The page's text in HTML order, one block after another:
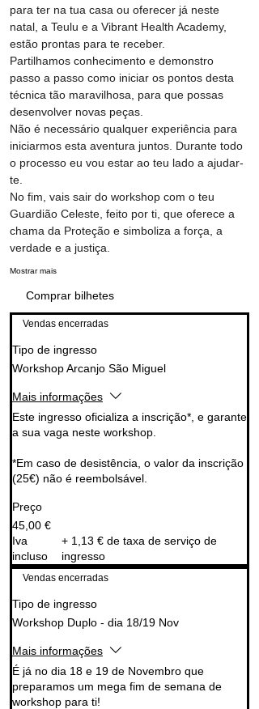
para ter na tua casa ou oferecer já neste
natal, a Teulu e a Vibrant Health Academy,
estão prontas para te receber.
Partilhamos conhecimento e demonstro
passo a passo como iniciar os pontos desta
técnica tão maravilhosa, para que possas
desenvolver novas peças.
Não é necessário qualquer experiência para
iniciarmos esta aventura juntos. Durante todo
o processo eu vou estar ao teu lado a ajudar-
te.
No fim, vais sair do workshop com o teu
Guardião Celeste, feito por ti, que oferece a
chama da Proteção e simboliza a força, a
verdade e a justiça.
Mostrar mais
Comprar bilhetes
Vendas encerradas
Tipo de ingresso
Workshop Arcanjo São Miguel
Mais informações
Este ingresso oficializa a inscrição*, e garante
a sua vaga neste workshop.
*Em caso de desistência, o valor da inscrição
(25€) não é reembolsável.
Preço
45,00 €
Iva
incluso
+ 1,13 € de taxa de serviço de
ingresso
Vendas encerradas
Tipo de ingresso
Workshop Duplo - dia 18/19 Nov
Mais informações
É já no dia 18 e 19 de Novembro que
preparamos um mega fim de semana de
workshop para ti!